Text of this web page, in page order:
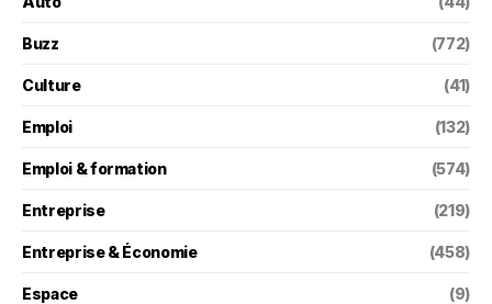
Buzz (772)
Culture (41)
Emploi (132)
Emploi & formation (574)
Entreprise (219)
Entreprise & Économie (458)
Espace (9)